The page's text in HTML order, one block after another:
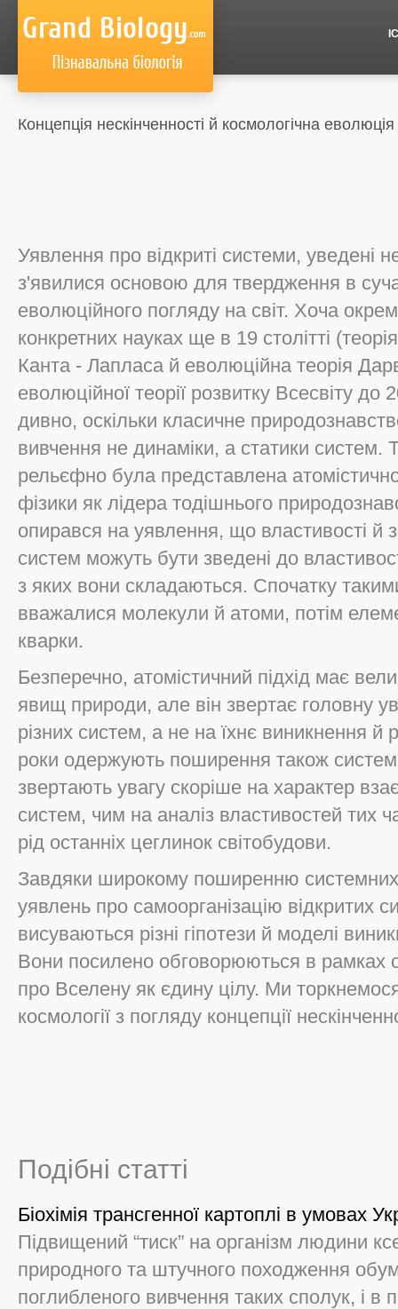
Концепція нескінченності й космологічна еволюція
Уявлення про відкриті системи, уведені
з'явилися основою для твердження в
еволюційного погляду на світ. Хоча
конкретних науках ще в 19 столітті
Канта - Лапласа й еволюційна теорія
еволюційної теорії розвитку Всесвіту до
дивно, оскільки класичне
вивчення не динаміки, а статики систем.
рельєфно була представлена
фізики як лідера тодішнього
опирався на уявлення, що властивості й
систем можуть бути зведені до
з яких вони складаються. Спочатку
вважалися молекули й атоми, потім
кварки.
Безперечно, атомістичний підхід має
явищ природи, але він звертає головну
різних систем, а не на їхнє виникнення й
роки одержують поширення також
звертають увагу скоріше на характер
систем, чим на аналіз властивостей тих
рід останніх цеглинок світобудови.
Завдяки широкому поширенню системних
уявлень про самоорганізацію відкритих
висуваються різні гіпотези й моделі
Вони посилено обговорюються в рамках
про Вселену як єдину цілу. Ми
космології з погляду концепції
Подібні статті
Біохімія трансгенної картоплі в умовах
Підвищений “тиск” на організм людини
природного та штучного походження
поглибленого вивчення таких сполук, і в